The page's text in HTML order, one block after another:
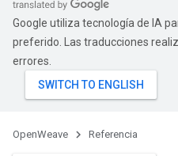
Google utiliza tecnología de IA
preferido. Las traducciones
errores.
OpenWeave Referencia